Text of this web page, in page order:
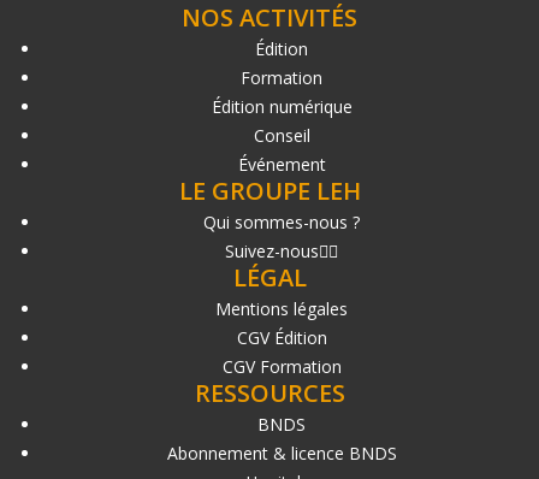
NOS ACTIVITÉS
Édition
Formation
Édition numérique
Conseil
Événement
LE GROUPE LEH
Qui sommes-nous ?
Suivez-nous
LÉGAL
Mentions légales
CGV Édition
CGV Formation
RESSOURCES
BNDS
Abonnement & licence BNDS